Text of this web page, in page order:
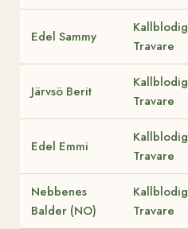
Edel Sammy
Kallblodig
Travare
Järvsö Berit
Kallblodig
Travare
Edel Emmi
Kallblodig
Travare
Nebbenes
Balder (NO)
Kallblodig
Travare